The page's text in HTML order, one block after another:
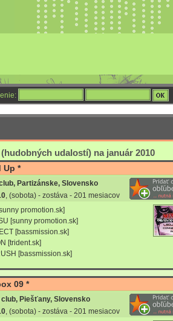
udalostí) na január 2010
Up *
Partizánske, Slovensko
, (sobota) - zostáva - 201 mesiacov
promotion.sk]
[sunny promotion.sk]
[bassmission.sk]
[trident.sk]
[bassmission.sk]
09 *
Piešťany, Slovensko
, (sobota) - zostáva - 201 mesiacov